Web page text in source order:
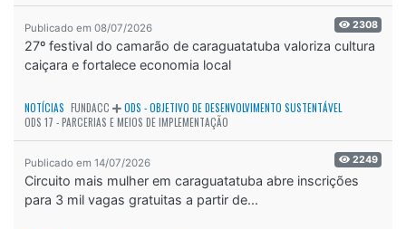
Publicado em 08/07/2026 2308
27º festival do camarão de caraguatatuba valoriza cultura
caiçara e fortalece economia local
NOTÍCIAS FUNDACC
ODS - OBJETIVO DE DESENVOLVIMENTO SUSTENTÁVEL
ODS 17 - PARCERIAS E MEIOS DE IMPLEMENTAÇÃO
Publicado em 14/07/2026 2249
Circuito mais mulher em caraguatatuba abre inscrições
para 3 mil vagas gratuitas a partir de...